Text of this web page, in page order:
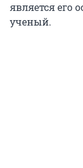
является его
ученый.